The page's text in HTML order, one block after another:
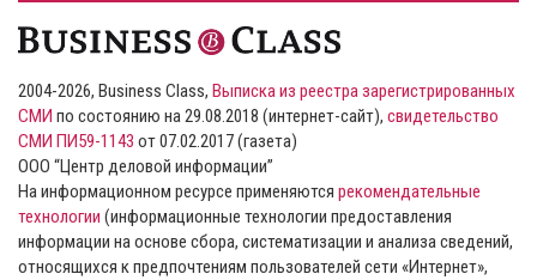
2004-2026, Business Class, Выписка из реестра зарегистрированных
СМИ по состоянию на 29.08.2018 (интернет-сайт), свидетельство
СМИ ПИ59-1143 от 07.02.2017 (газета)
ООО “Центр деловой информации”
На информационном ресурсе применяются рекомендательные
технологии (информационные технологии предоставления
информации на основе сбора, систематизации и анализа сведений,
относящихся к предпочтениям пользователей сети «Интернет»,